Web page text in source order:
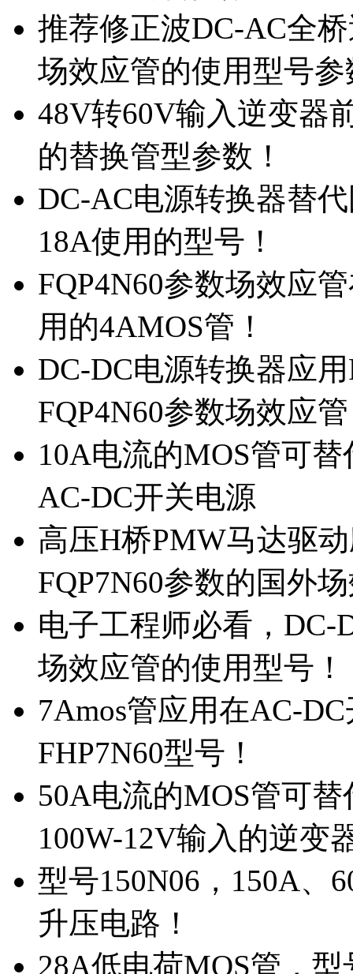
推荐修正波DC-AC全
场效应管的使用型号参
48V转60V输入逆变器
的替换管型参数！
DC-AC电源转换器替
18A使用的型号！
FQP4N60参数场效应
用的4AMOS管！
DC-DC电源转换器应
FQP4N60参数场效应
10A电流的MOS管可
AC-DC开关电源
高压H桥PMW马达驱
FQP7N60参数的国外
电子工程师必看，DC-
场效应管的使用型号！
7Amos管应用在AC-
FHP7N60型号！
50A电流的MOS管可
100W-12V输入的逆变
型号150N06，150A、
升压电路！
28A低电荷MOS管，